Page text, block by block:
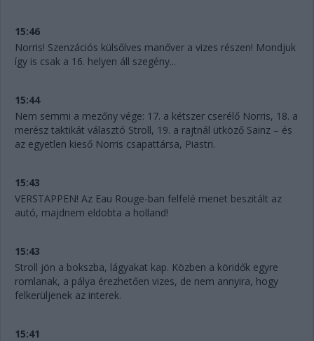
15:46
Norris! Szenzációs külsőíves manőver a vizes részen! Mondjuk
így is csak a 16. helyen áll szegény...
15:44
Nem semmi a mezőny vége: 17. a kétszer cserélő Norris, 18. a
merész taktikát választó Stroll, 19. a rajtnál ütköző Sainz – és
az egyetlen kieső Norris csapattársa, Piastri.
15:43
VERSTAPPEN! Az Eau Rouge-ban felfelé menet beszitált az
autó, majdnem eldobta a holland!
15:43
Stroll jön a bokszba, lágyakat kap. Közben a köridők egyre
romlanak, a pálya érezhetően vizes, de nem annyira, hogy
felkerüljenek az interek.
15:41